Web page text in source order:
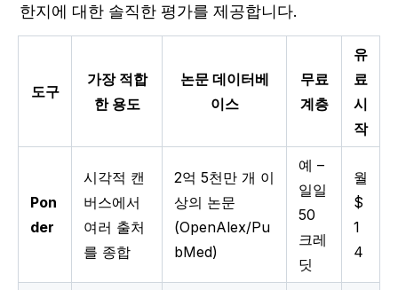
한지에 대한 솔직한 평가를 제공합니다.
도구
가장 적합
한 용도
논문 데이터베
이스
무료
계층
유
료
시
작
Pon
der
시각적 캔
버스에서
여러 출처
를 종합
2억 5천만 개 이
상의 논문
(OpenAlex/Pu
bMed)
예 –
일일
50
크레
딧
월
$
1
4